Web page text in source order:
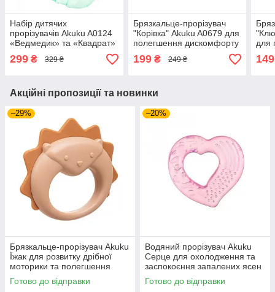
Набір дитячих
прорізувачів Akuku A0124
«Ведмедик» та «Квадрат»
для полегшення
дискомфорту при рості
299 ₴ 329 ₴
Брязкальце-прорізувач
"Корівка" Akuku A0679 для
полегшення дискомфорту
при рості зубів та розвитку
моторики малюка
199₴ 249 ₴
для
149
Акційні пропозиції та новинки
–29%
Брязкальце-прорізувач Akuku
Їжак для розвитку дрібної
моторики та полегшення
болю в яснах під час
прорізування зубів
Готово до відправки
–20%
Водяний прорізувач Akuku
Серце для охолодження та
заспокоєння запалених ясен
дитини при рості перших
зубів вдень
Готово до відправки